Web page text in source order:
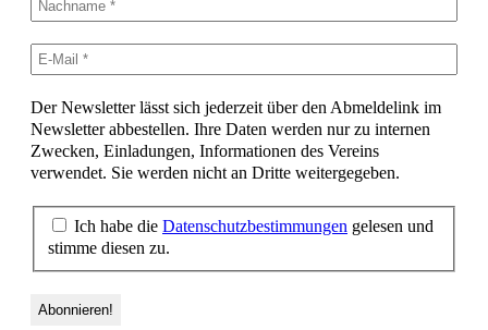
Der Newsletter lässt sich jederzeit über den Abmeldelink im
Newsletter abbestellen. Ihre Daten werden nur zu internen
Zwecken, Einladungen, Informationen des Vereins
verwendet. Sie werden nicht an Dritte weitergegeben.
Ich habe die Datenschutzbestimmungen gelesen und
stimme diesen zu.